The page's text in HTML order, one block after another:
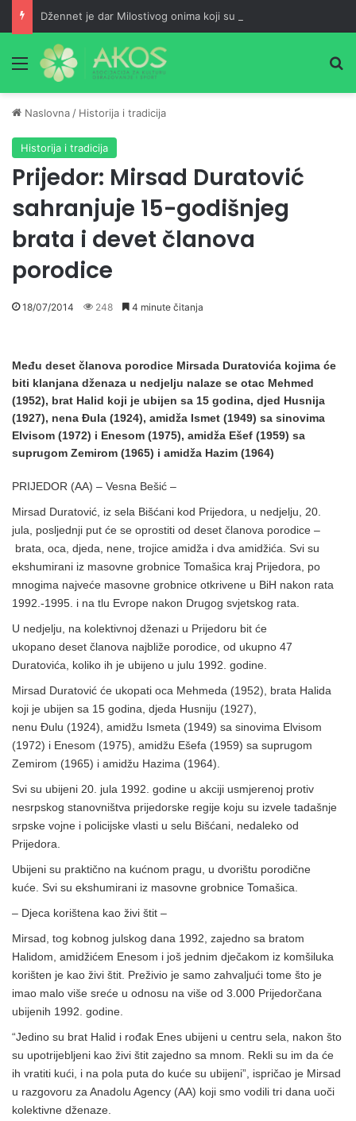
Meni
Naslovna / Historija i tradicija
Historija i tradicija
Prijedor: Mirsad Duratović
sahranjuje 15-godišnjeg
brata i devet članova
porodice
18/07/2014 248 4 minute čitanja
Među deset članova porodice Mirsada Duratovića kojima će
biti klanjana dženaza u nedjelju nalaze se otac Mehmed
(1952), brat Halid koji je ubijen sa 15 godina, djed Husnija
(1927), nena Đula (1924), amidža Ismet (1949) sa sinovima
Elvisom (1972) i Enesom (1975), amidža Ešef (1959) sa
suprugom Zemirom (1965) i amidža Hazim (1964)
PRIJEDOR (AA) – Vesna Bešić –
Mirsad Duratović, iz sela Bišćani kod Prijedora, u nedjelju, 20.
jula, posljednji put će se oprostiti od deset članova porodice –
brata, oca, djeda, nene, trojice amidža i dva amidžića. Svi su
ekshumirani iz masovne grobnice Tomašica kraj Prijedora, po
mnogima najveće masovne grobnice otkrivene u BiH nakon rata
1992.-1995. i na tlu Evrope nakon Drugog svjetskog rata.
U nedjelju, na kolektivnoj dženazi u Prijedoru bit će
ukopano deset članova najbliže porodice, od ukupno 47
Duratovića, koliko ih je ubijeno u julu 1992. godine.
Mirsad Duratović će ukopati oca Mehmeda (1952), brata Halida
koji je ubijen sa 15 godina, djeda Husniju (1927),
nenu Đulu (1924), amidžu Ismeta (1949) sa sinovima Elvisom
(1972) i Enesom (1975), amidžu Ešefa (1959) sa suprugom
Zemirom (1965) i amidžu Hazima (1964).
Svi su ubijeni 20. jula 1992. godine u akciji usmjerenoj protiv
nesrpskog stanovništva prijedorske regije koju su izvele tadašnje
srpske vojne i policijske vlasti u selu Bišćani, nedaleko od
Prijedora.
Ubijeni su praktično na kućnom pragu, u dvorištu porodične
kuće. Svi su ekshumirani iz masovne grobnice Tomašica.
– Djeca korištena kao živi štit –
Mirsad, tog kobnog julskog dana 1992, zajedno sa bratom
Halidom, amidžićem Enesom i još jednim dječakom iz komšiluka
korišten je kao živi štit. Preživio je samo zahvaljući tome što je
imao malo više sreće u odnosu na više od 3.000 Prijedorčana
ubijenih 1992. godine.
“Jedino su brat Halid i rođak Enes ubijeni u centru sela, nakon što
su upotrijebljeni kao živi štit zajedno sa mnom. Rekli su im da će
ih vratiti kući, i na pola puta do kuće su ubijeni”, ispričao je Mirsad
u razgovoru za Anadolu Agency (AA) koji smo vodili tri dana uoči
kolektivne dženaze.